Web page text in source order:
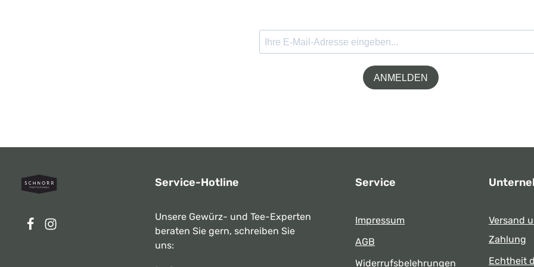
ANMELDEN
Service-Hotline
Unsere Gewürz- und Tee-Experten
beraten Sie gern, schreiben Sie
uns:
Service
Impressum
AGB
Widerrufsbelehrungen
Versand
Zahlung
Echtheit